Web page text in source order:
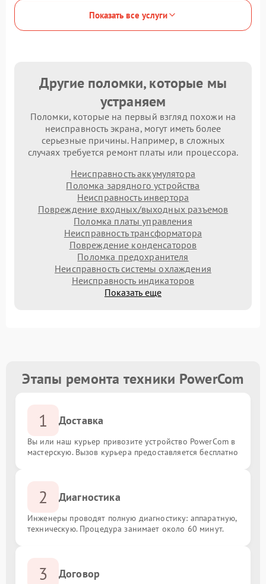
Показать все услуги
Другие поломки, которые мы
устраняем
Поломки, которые на первый взгляд похожи на
неисправность экрана, могут иметь более
серьезные причины. Например, в сложных
случаях требуется ремонт платы или процессора.
Неисправность аккумулятора
Поломка зарядного устройства
Неисправность инвертора
Повреждение входных/выходных разъемов
Поломка платы управления
Неисправность трансформатора
Повреждение конденсаторов
Поломка предохранителя
Неисправность системы охлаждения
Неисправность индикаторов
Показать еще
Этапы ремонта техники PowerCom
1 Доставка
Вы или наш курьер привозите устройство PowerCom в
мастерскую. Вызов курьера предоставляется бесплатно
2 Диагностика
Инженеры проводят полную диагностику: аппаратную,
техническую. Процедура занимает около 60 минут.
3 Договор